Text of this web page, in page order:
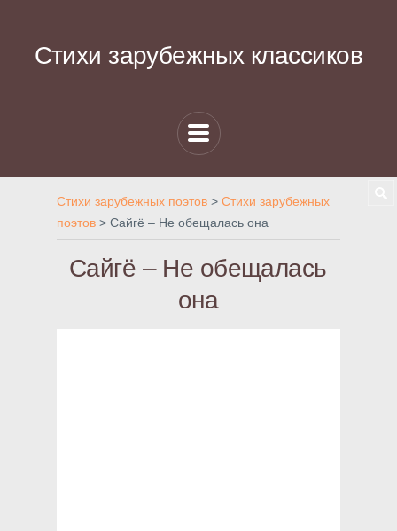
Стихи зарубежных классиков
Стихи зарубежных поэтов > Стихи зарубежных
поэтов > Сайгё – Не обещалась она
Сайгё – Не обещалась
она